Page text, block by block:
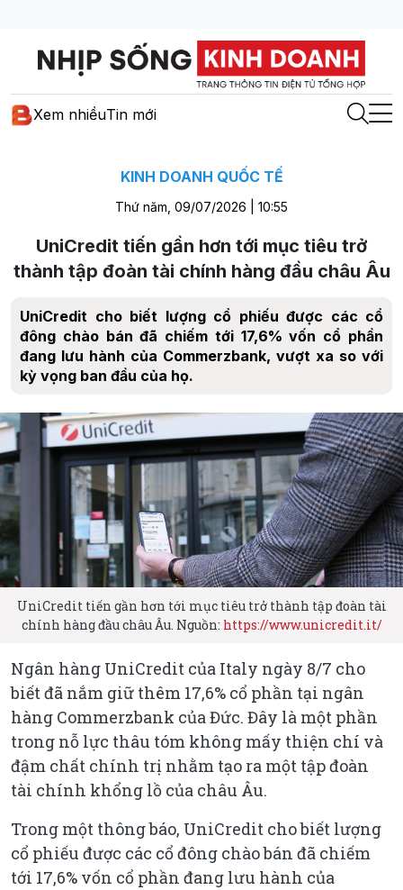
Xem nhiềuTin mới
KINH DOANH QUỐC TẾ
Thứ năm, 09/07/2026 | 10:55
UniCredit tiến gần hơn tới mục tiêu trở
thành tập đoàn tài chính hàng đầu châu Âu
UniCredit cho biết lượng cổ phiếu được các cổ
đông chào bán đã chiếm tới 17,6% vốn cổ phần
đang lưu hành của Commerzbank, vượt xa so với
kỳ vọng ban đầu của họ.
UniCredit tiến gần hơn tới mục tiêu trở thành tập đoàn tài
chính hàng đầu châu Âu. Nguồn: https://www.unicredit.it/
Ngân hàng UniCredit của Italy ngày 8/7 cho
biết đã nắm giữ thêm 17,6% cổ phần tại ngân
hàng Commerzbank của Đức. Đây là một phần
trong nỗ lực thâu tóm không mấy thiện chí và
đậm chất chính trị nhằm tạo ra một tập đoàn
tài chính khổng lồ của châu Âu.
Trong một thông báo, UniCredit cho biết lượng
cổ phiếu được các cổ đông chào bán đã chiếm
tới 17,6% vốn cổ phần đang lưu hành của